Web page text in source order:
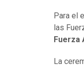
Para el
las
Fuerza
La